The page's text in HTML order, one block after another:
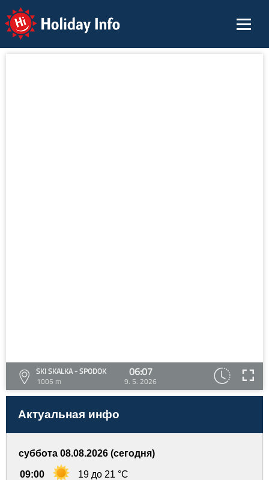
Holiday Info
SKI SKALKA - SPODOK
1005 m
06:07
9. 5. 2026
Актуальная инфо
суббота 08.08.2026 (сегодня)
09:00 19 до 21 °C